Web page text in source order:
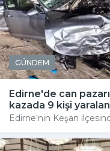
GÜNDEM
Edirne'de can
kazada 9 kişi
Edirne'nin Keşan